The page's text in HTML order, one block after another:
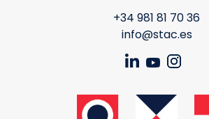
+34 981 81 70 36
info@stac.es